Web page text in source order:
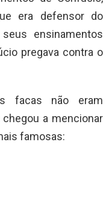
era defensor do
ensinamentos
pregava contra o
facas não eram
a mencionar
famosas: